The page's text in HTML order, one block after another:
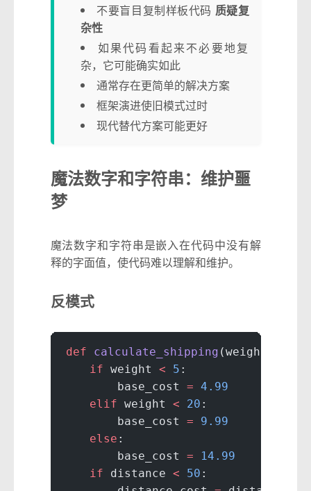
不要盲目复制样板代码 质疑复
杂性
如果代码看起来不必要地复
杂，它可能确实如此
通常存在更简单的解决方案
框架演进使旧模式过时
现代替代方案可能更好
魔法数字和字符串：维护噩
梦
魔法数字和字符串是嵌入在代码中没有解
释的字面值，使代码难以理解和维护。
反模式
def calculate_shipping (weight,
    if
weight < 5 :
        base_cost
= 4.99
    elif
weight < 20 :
        base_cost
= 9.99
    else
:
        base_cost
= 14.99
    if
distance < 50 :